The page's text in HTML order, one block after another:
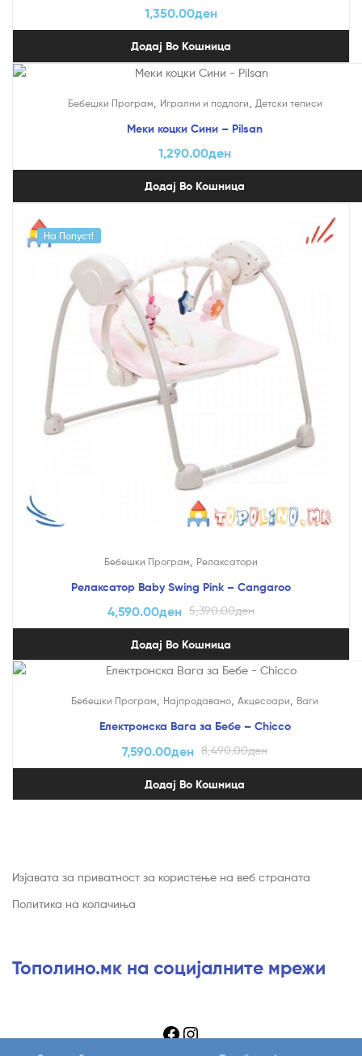
1,350.00ден
Додај Во Кошница
Бебешки Програм Игрални и подлоги Детски теписи
Меки коцки Сини – Pilsan
1,290.00ден
Додај Во Кошница
На Попуст!
Бебешки Програм Релаксатори
Релаксатор Baby Swing Pink – Cangaroo
5,390.00ден
4,590.00ден
Додај Во Кошница
Бебешки Програм, Најпродавано, Акцесоари, Ваги
Електронска Вага за Бебе – Chicco
8,490.00ден
7,590.00ден
Додај Во Кошница
Изјавата за приватност за користење на веб страната
Политика на колачиња
Тополино.мк на социјалните мрежи